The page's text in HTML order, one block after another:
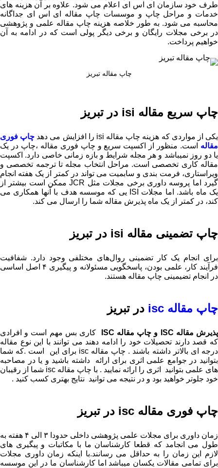
طرف خود سازمان ای اس ای اعلام می شود. علاوه بر آن هزینه های
خدمات و مراحل چاپ و موسسات چاپ مقاله ای اس ای جداگانه
محاسبه می شود. به طور خلاصه هزینه چاپ مقاله علمی و پژوهشی
در برخی مجلات رایگان و برخی دیگر پولی است که در ادامه به آن
خواهیم پرداخت.
چاپ مقاله تبریز
چاپ سریع مقاله isi در تبریز
یکی از مواردی که هزینه چاپ مقاله isi را افزایش می دهد
چاپ فوری
مقاله است. منظور از اکسپت سریع و چاپ فوری مقاله ،چاپ در یک
یا دو روز نمیباشد و هر مجله شرایط و بازه زمانی خاصی دارد. اکسپت
مقاله کاری تخصصی است. مراحل انتخاب مجله تا ترجمه تخصصی و
ویراستاری، فرمت بندی و سابمیت می تواند در کمتر از یک هفته انجام
گیرد اما پروسه داوری برخی مجلات مثل JCR ممکن است بیشتر از
یک ماه باشد. اما مجلات ISI یی که موسسه هدف با آنها همکاری می
کند، در کمتر از یک ماه پذیرش مقاله شما را ارسال می کند.
چاپ تضمینی مقاله isi در تبریز
برای انجام یک کار تضمینی روال‌های مختلفی وجود دارد. شفافیت
فرآیند کار، علمی بودن، پاسخگویی مسئولانه و پیگیری ۴ اصل اساسی
در انجام تضیمینی چاپ مقاله هستند.
چاپ مقاله isc در تبریز
پذیرش مقاله و چاپ مقاله
کاری بس مهم است و افرادی
که قصد دارند تحصیلات خود را ادامه دهند می توانند با این نوع مقاله
درجه ای بالاتر داشته باشند . چاپ مقاله isc برای این است .که شما
بتوانید در جوامع علمی اثری برای ارائه داشته باشید و یا در مصاحبه
های علمی بتوانید اثری را ارائه نمایید . با چاپ مقاله isc شما از رقیبان
خود جلوتر خواهید بود و در نتیجه می توانید نتایج بهتری کسب کنید .
چاپ فوری مقاله isc در تبریز
زمان داوری برای مجلات علمی پژوهشی داخلی حدودا ۳ الی ۴ هفته به
طول می انجامد که قطعا کارشناسان ما با مکاتبات و پیگیری های
لازم این زمان را به حداقل می رسانند.با اینکه زمان داوری مجلات
برای تمامی مقالات یکسان میباشد اما کارشناسان ما در این موسسه